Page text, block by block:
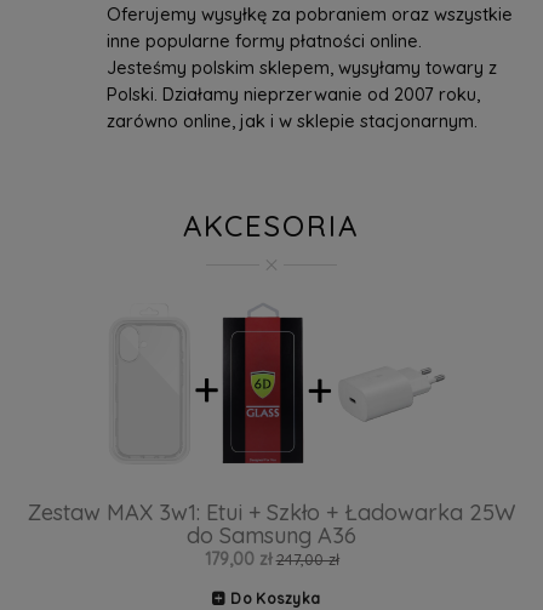
Oferujemy wysyłkę za pobraniem oraz wszystkie
inne popularne formy płatności online.
Jesteśmy polskim sklepem, wysyłamy towary z
Polski. Działamy nieprzerwanie od 2007 roku,
zarówno online, jak i w sklepie stacjonarnym.
AKCESORIA
Zestaw MAX 3w1: Etui + Szkło + Ładowarka 25W
do Samsung A36
179,00 zł 247,00 zł
Do Koszyka